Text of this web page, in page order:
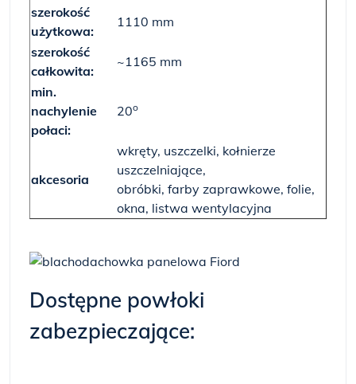
szerokość
użytkowa:
1110 mm
szerokość
całkowita:
~1165 mm
min.
nachylenie
połaci:
20o
akcesoria
wkręty, uszczelki, kołnierze
uszczelniające,
obróbki, farby zaprawkowe, folie,
okna, listwa wentylacyjna
Dostępne powłoki
zabezpieczające: